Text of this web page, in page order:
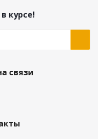
курсе!
связи